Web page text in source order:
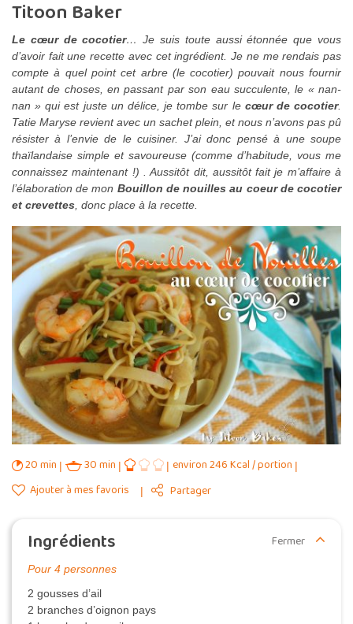
Titoon Baker
Le cœur de cocotier… Je suis toute aussi étonnée que vous
d’avoir fait une recette avec cet ingrédient. Je ne me rendais pas
compte à quel point cet arbre (le cocotier) pouvait nous fournir
autant de choses, en passant par son eau succulente, le « nan-
nan » qui est juste un délice, je tombe sur le cœur de cocotier.
Tatie Maryse revient avec un sachet plein, et nous n’avons pas pû
résister à l’envie de le cuisiner. J’ai donc pensé à une soupe
thaïlandaise simple et savoureuse (comme d’habitude, vous me
connaissez maintenant !) . Aussitôt dit, aussitôt fait je m’affaire à
l’élaboration de mon Bouillon de nouilles au coeur de cocotier
et crevettes , donc place à la recette.
20 min 30 min
environ 246 Kcal / portion
Ajouter à mes favoris
Partager
Ingrédients Fermer
Pour 4 personnes
2 gousses d’ail
2 branches d’oignon pays